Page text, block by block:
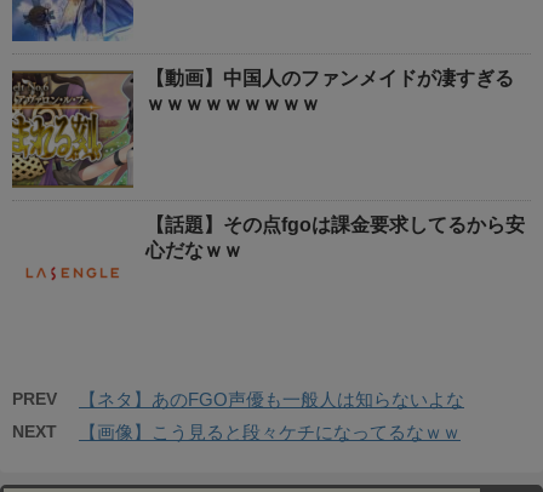
【動画】中国人のファンメイドが凄すぎる
ｗｗｗｗｗｗｗｗｗ
【話題】その点fgoは課金要求してるから安
心だなｗｗ
PREV 【ネタ】あのFGO声優も一般人は知らないよな
NEXT 【画像】こう見ると段々ケチになってるなｗｗ